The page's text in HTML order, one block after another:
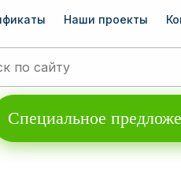
Наши проекты
Специальное